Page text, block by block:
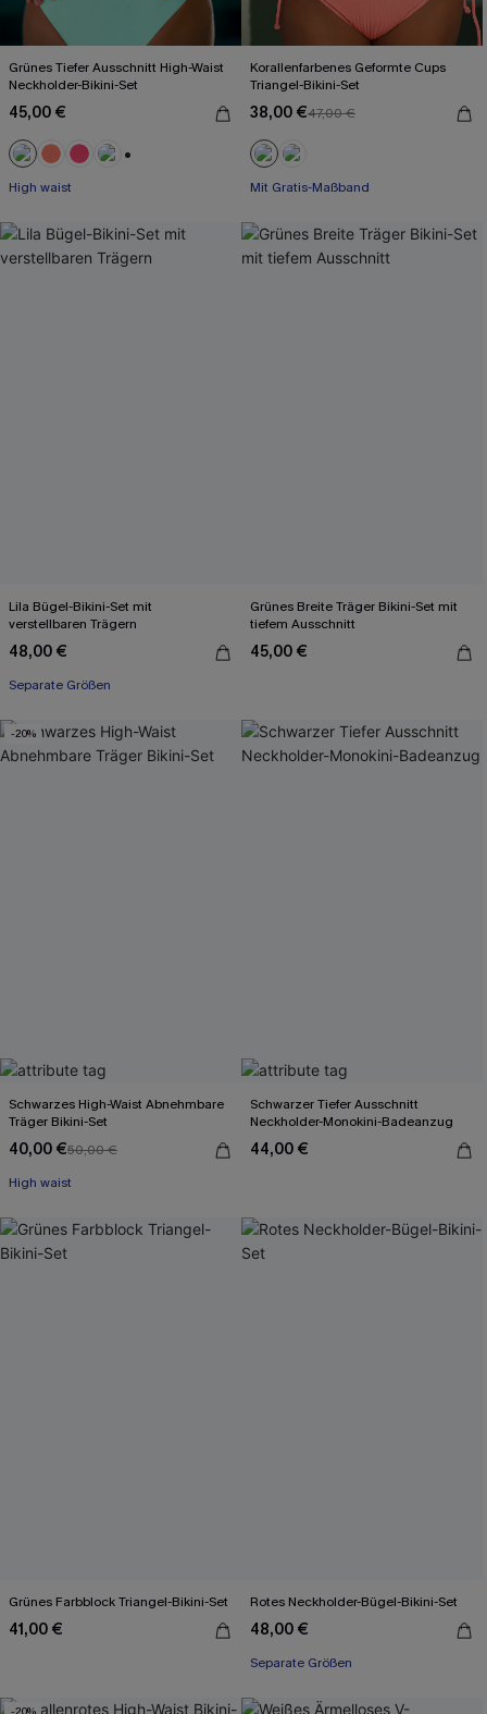
Grünes Tiefer Ausschnitt High-Waist
Neckholder-Bikini-Set
45,00 €
High waist
Korallenfarbenes Geformte Cups
Triangel-Bikini-Set
38,00 €47,00 €
Mit Gratis-Maßband
Lila Bügel-Bikini-Set mit
verstellbaren Trägern
48,00 €
Separate Größen
Grünes Breite Träger Bikini-Set mit
tiefem Ausschnitt
45,00 €
-20%
Schwarzes High-Waist Abnehmbare
Träger Bikini-Set
40,00 €50,00 €
High waist
Schwarzer Tiefer Ausschnitt
Neckholder-Monokini-Badeanzug
44,00 €
Grünes Farbblock Triangel-Bikini-Set
41,00 €
Rotes Neckholder-Bügel-Bikini-Set
48,00 €
Separate Größen